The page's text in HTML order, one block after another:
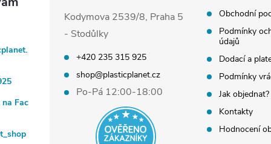
Fac
Kodymova 2539/8, Praha 5
- Stodůlky
+420 235 315 925
shop@plasticplanet.cz
Po-Pá 12:00-18:00
Obchodní
Podmínky
údajů
Dodací a
Podmínky
Jak objednat?
Kontakty
Hodnocení